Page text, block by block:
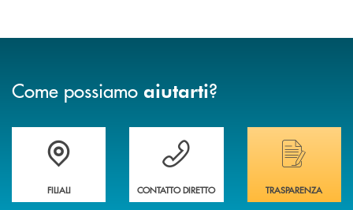
Come possiamo aiutarti?
Trova la filiale più vicina a te
FILIALI
Hai bisogno di assistenza immediata ?
CONTATTO DIRETTO
Hai bisogno di
TRASPARENZA